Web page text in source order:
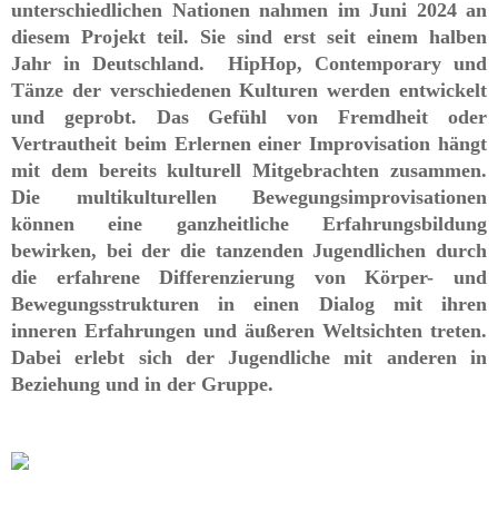
unterschiedlichen Nationen nahmen im Juni 2024 an
diesem Projekt teil. Sie sind erst seit einem halben
Jahr in Deutschland.
HipHop, Contemporary und
Tänze der verschiedenen Kulturen werden entwickelt
und geprobt. Das Gefühl von Fremdheit oder
Vertrautheit beim Erlernen einer Improvisation hängt
mit dem bereits kulturell Mitgebrachten zusammen.
Die multikulturellen Bewegungsimprovisationen
können eine ganzheitliche Erfahrungsbildung
bewirken, bei der die tanzenden Jugendlichen durch
die erfahrene Differenzierung von Körper-­ und
Bewegungsstrukturen in einen Dialog mit ihren
inneren Erfahrungen und äußeren Weltsichten treten.
Dabei erlebt sich der Jugendliche mit anderen in
Beziehung und in der Gruppe.